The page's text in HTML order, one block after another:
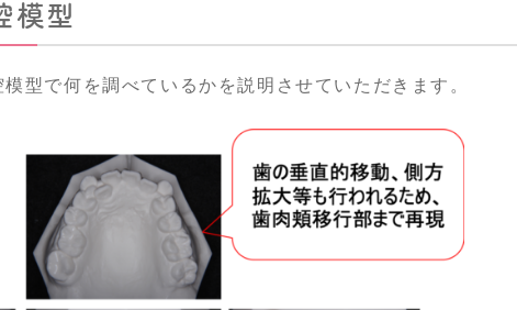
模型
型で何を調べているかを説明させていただきます。